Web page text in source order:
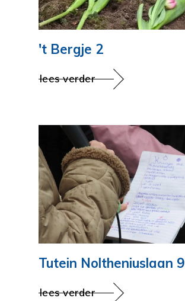
't Bergje 2
lees verder
Tutein Noltheniuslaan 9
lees verder